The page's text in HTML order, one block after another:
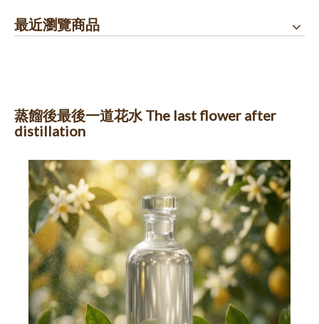
最近瀏覽商品
蒸餾後最後一道花水 The last flower after
distillation